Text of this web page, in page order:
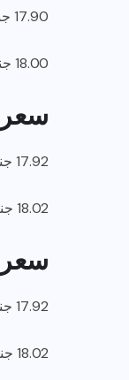
17.90 جنيه للشراء
18.00 جنيه للبيع
سعر
17.92 جنيه للشراء
18.02 جنيه للبيع
سعر
17.92 جنيه للشراء
18.02 جنيه للبيع